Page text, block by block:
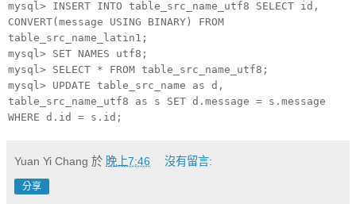
mysql> INSERT INTO table_src_name_utf8 SELECT id,
CONVERT(message USING BINARY) FROM
table_src_name_latin1;
mysql> SET NAMES utf8;
mysql> SELECT * FROM table_src_name_utf8;
mysql> UPDATE table_src_name as d,
table_src_name_utf8 as s SET d.message = s.message
WHERE d.id = s.id;
Yuan Yi Chang 於 晚上7:46 沒有留言:
分享